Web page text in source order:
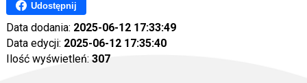
Udostępnij
Data dodania: 2025-06-12 17:33:49
Data edycji: 2025-06-12 17:35:40
Ilość wyświetleń: 307